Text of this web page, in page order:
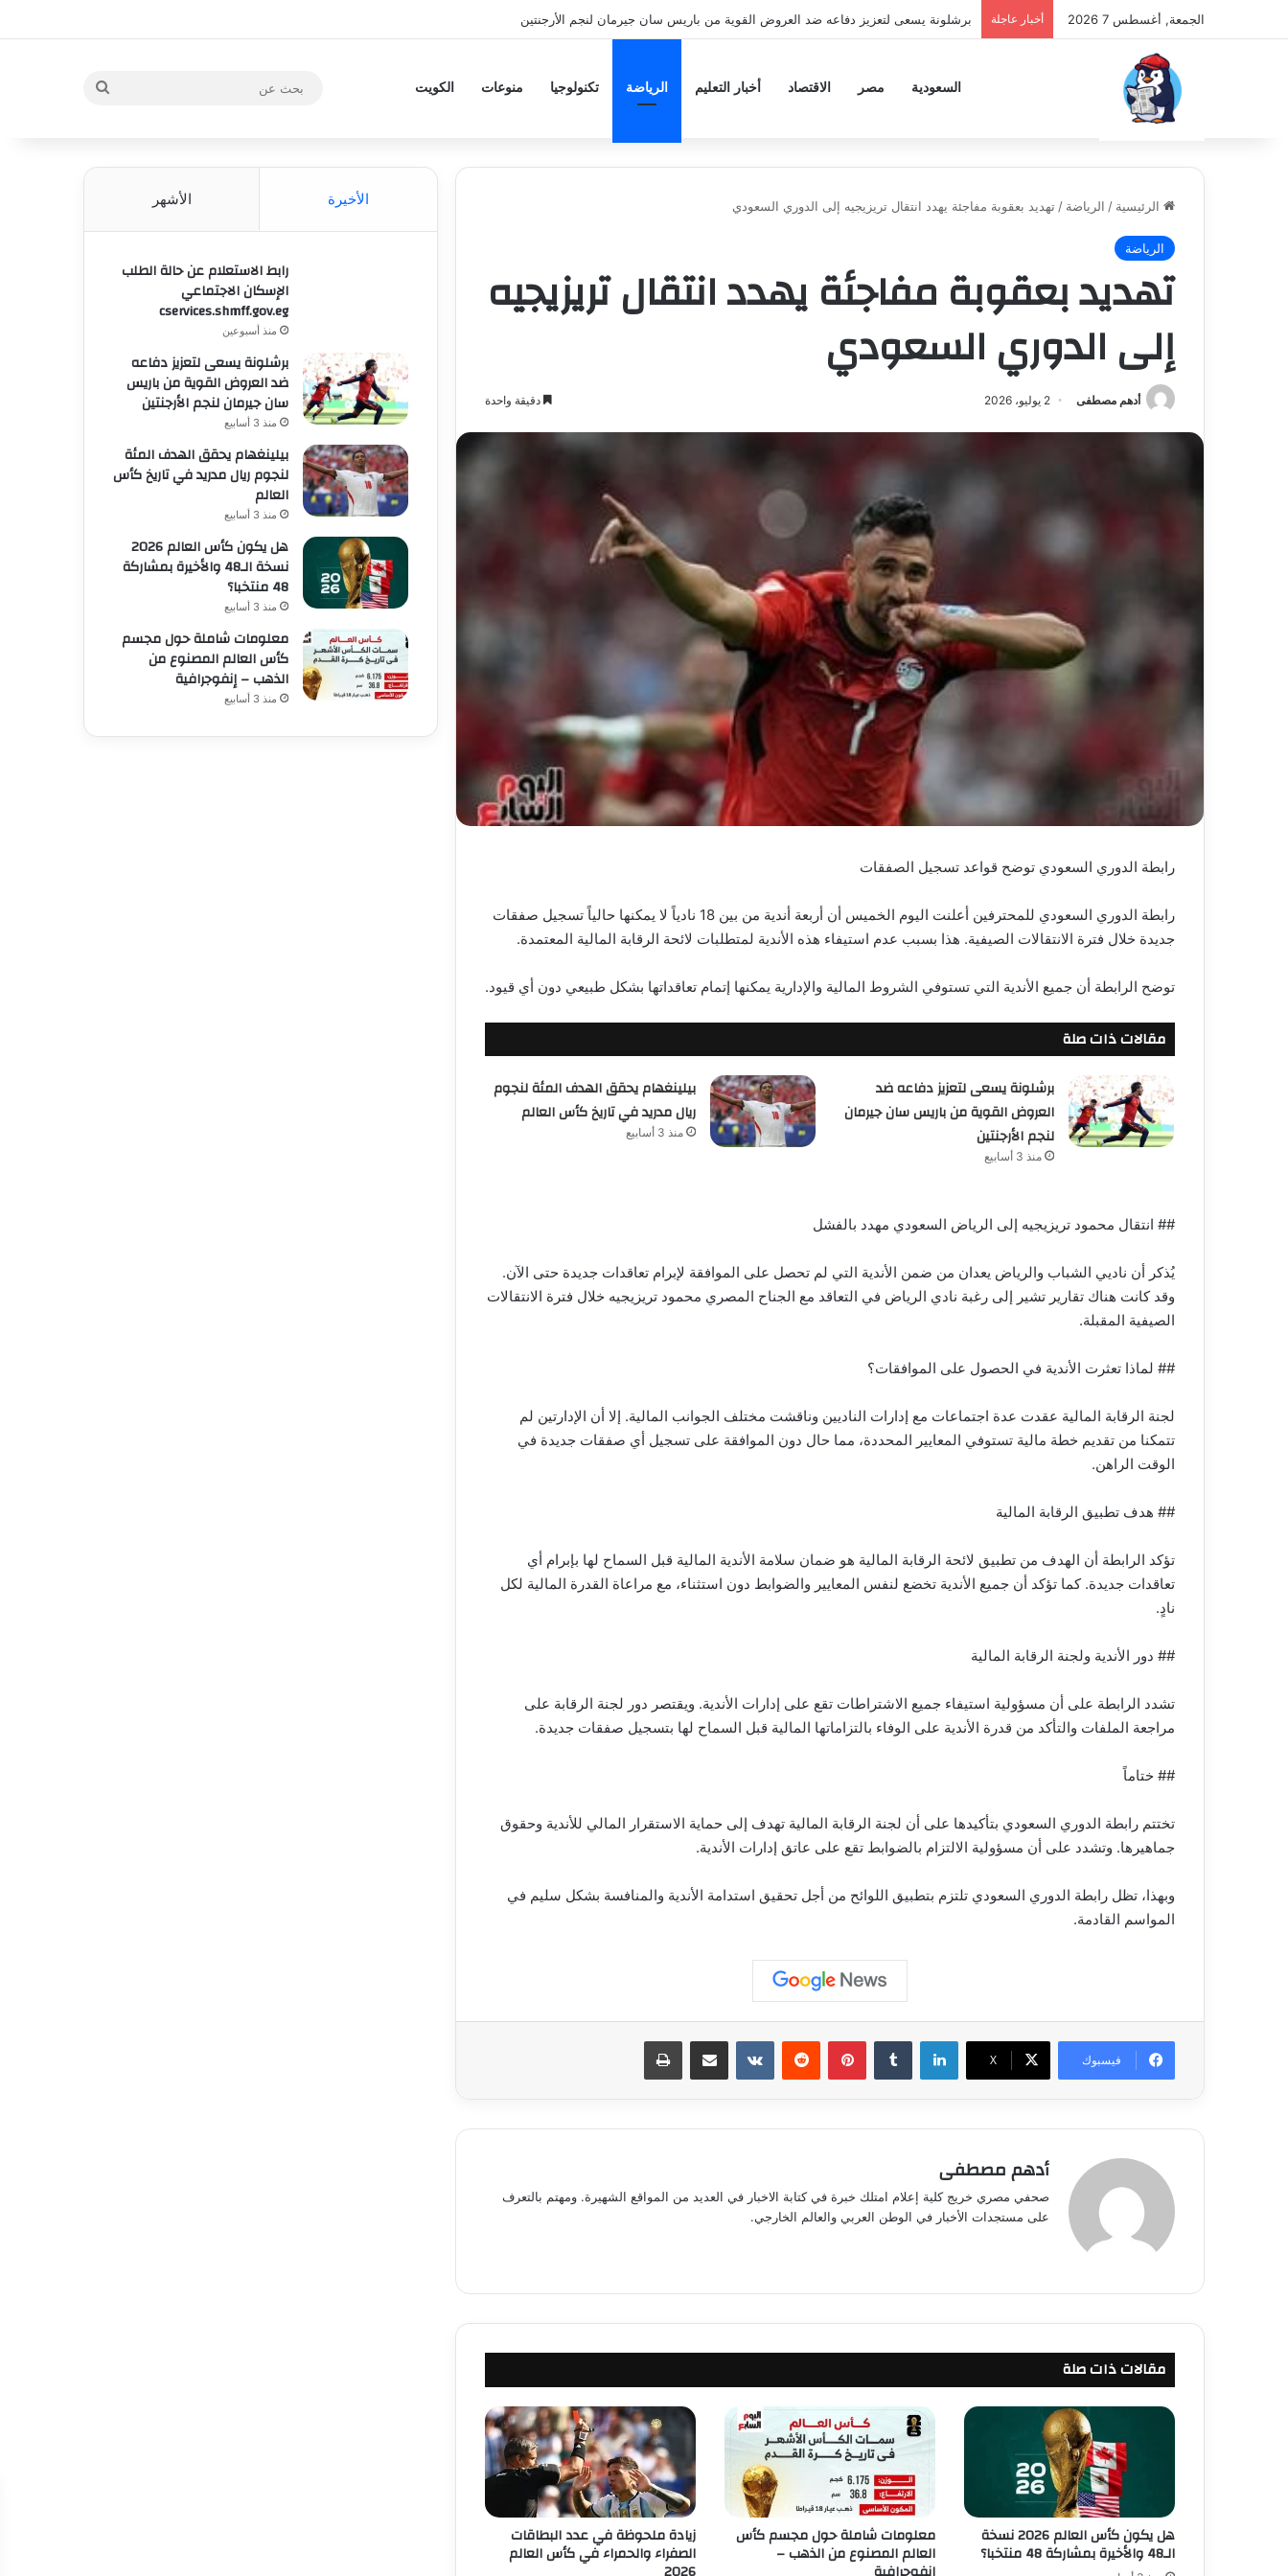
الجمعة, أغسطس 7 2026 أخبار عاجلة برشلونة يسعى لتعزيز دفاعه ضد العروض القوية من باريس سان جيرمان لنجم الأرجنتين
السعودية مصر الاقتصاد أخبار التعليم الرياضة تكنولوجيا منوعات الكويت
بحث
الرئيسية / الرياضة / تهديد بعقوبة مفاجئة يهدد انتقال تريزيجيه إلى الدوري السعودي
الرياضة
تهديد بعقوبة مفاجئة يهدد انتقال تريزيجيه
إلى الدوري السعودي
أدهم مصطفى 2 يوليو، 2026 دقيقة واحدة
رابطة الدوري السعودي توضح قواعد تسجيل الصفقات
رابطة الدوري السعودي للمحترفين أعلنت اليوم الخميس أن أربعة أندية من بين 18 نادياً لا يمكنها حالياً تسجيل صفقات
جديدة خلال فترة الانتقالات الصيفية. هذا بسبب عدم استيفاء هذه الأندية لمتطلبات لائحة الرقابة المالية المعتمدة.
توضح الرابطة أن جميع الأندية التي تستوفي الشروط المالية والإدارية يمكنها إتمام تعاقداتها بشكل طبيعي دون أي قيود.
مقالات ذات صلة
برشلونة يسعى لتعزيز دفاعه ضد
العروض القوية من باريس سان جيرمان
لنجم الأرجنتين
منذ 3 أسابيع
بيلينغهام يحقق الهدف المئة لنجوم
ريال مدريد في تاريخ كأس العالم
منذ 3 أسابيع
## انتقال محمود تريزيجيه إلى الرياض السعودي مهدد بالفشل
يُذكر أن ناديي الشباب والرياض يعدان من ضمن الأندية التي لم تحصل على الموافقة لإبرام تعاقدات جديدة حتى الآن.
وقد كانت هناك تقارير تشير إلى رغبة نادي الرياض في التعاقد مع الجناح المصري محمود تريزيجيه خلال فترة الانتقالات
الصيفية المقبلة.
## لماذا تعثرت الأندية في الحصول على الموافقات؟
لجنة الرقابة المالية عقدت عدة اجتماعات مع إدارات الناديين وناقشت مختلف الجوانب المالية. إلا أن الإدارتين لم
تتمكنا من تقديم خطة مالية تستوفي المعايير المحددة، مما حال دون الموافقة على تسجيل أي صفقات جديدة في
الوقت الراهن.
## هدف تطبيق الرقابة المالية
تؤكد الرابطة أن الهدف من تطبيق لائحة الرقابة المالية هو ضمان سلامة الأندية المالية قبل السماح لها بإبرام أي
تعاقدات جديدة. كما تؤكد أن جميع الأندية تخضع لنفس المعايير والضوابط دون استثناء، مع مراعاة القدرة المالية لكل
نادٍ.
## دور الأندية ولجنة الرقابة المالية
تشدد الرابطة على أن مسؤولية استيفاء جميع الاشتراطات تقع على إدارات الأندية. ويقتصر دور لجنة الرقابة على
مراجعة الملفات والتأكد من قدرة الأندية على الوفاء بالتزاماتها المالية قبل السماح لها بتسجيل صفقات جديدة.
## ختاماً
تختتم رابطة الدوري السعودي بتأكيدها على أن لجنة الرقابة المالية تهدف إلى حماية الاستقرار المالي للأندية وحقوق
جماهيرها. وتشدد على أن مسؤولية الالتزام بالضوابط تقع على عاتق إدارات الأندية.
وبهذا، تظل رابطة الدوري السعودي تلتزم بتطبيق اللوائح من أجل تحقيق استدامة الأندية والمنافسة بشكل سليم في
المواسم القادمة.
فيسبوك ‫X
لينكدإن بينتيريست مشاركة عبر البريد طباعة
أدهم مصطفى
صحفي مصري خريج كلية إعلام امتلك خبرة في كتابة الاخبار في العديد من المواقع الشهيرة. ومهتم بالتعرف
على مستجدات الأخبار في الوطن العربي والعالم الخارجي.
مقالات ذات صلة
هل يكون كأس العالم 2026 نسخة
الـ48 والأخيرة بمشاركة 48 منتخبا؟
معلومات شاملة حول مجسم كأس
العالم المصنوع من الذهب –
زيادة ملحوظة في عدد البطاقات
الصفراء والحمراء في كأس العالم
الأخيرة الأشهر
رابط الاستعلام عن حالة الطلب
الإسكان الاجتماعي
cservices.shmff.gov.eg
منذ أسبوعين
برشلونة يسعى لتعزيز دفاعه
ضد العروض القوية من باريس
سان جيرمان لنجم الأرجنتين
منذ 3 أسابيع
بيلينغهام يحقق الهدف المئة
لنجوم ريال مدريد في تاريخ كأس
العالم
منذ 3 أسابيع
هل يكون كأس العالم 2026
نسخة الـ48 والأخيرة بمشاركة
48 منتخبا؟
منذ 3 أسابيع
معلومات شاملة حول مجسم
كأس العالم المصنوع من
الذهب – إنفوجرافية
منذ 3 أسابيع